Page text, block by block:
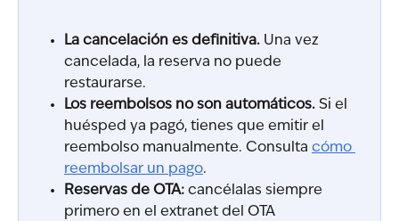
La cancelación es definitiva. Una vez
cancelada, la reserva no puede
restaurarse.
Los reembolsos no son automáticos. Si el
huésped ya pagó, tienes que emitir el
reembolso manualmente. Consulta cómo
reembolsar un pago.
Reservas de OTA: cancélalas siempre
primero en el extranet del OTA